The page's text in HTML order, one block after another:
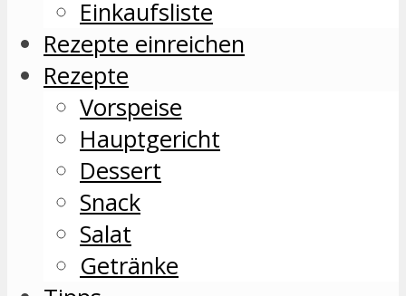
Einkaufsliste
Rezepte einreichen
Rezepte
Vorspeise
Hauptgericht
Dessert
Snack
Salat
Getränke